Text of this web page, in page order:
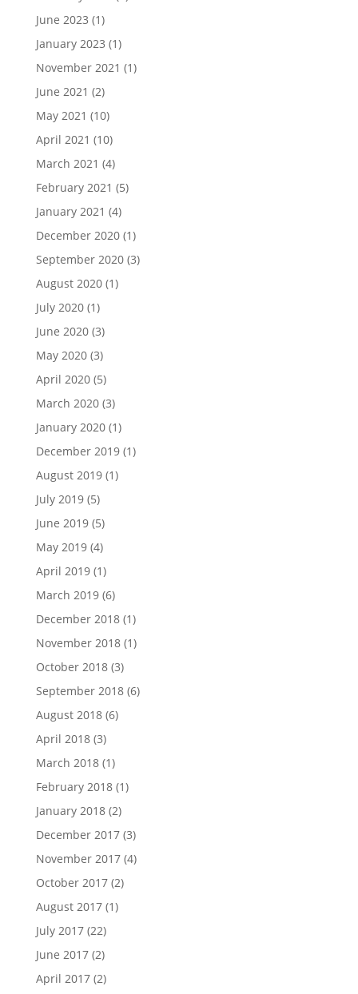
June 2023 (1)
January 2023 (1)
November 2021 (1)
June 2021 (2)
May 2021 (10)
April 2021 (10)
March 2021 (4)
February 2021 (5)
January 2021 (4)
December 2020(1)
September 2020(3)
August 2020(1)
July 2020(1)
June 2020(3)
May 2020(3)
April 2020(5)
March 2020(3)
January 2020(1)
December 2019(1)
August 2019(1)
July 2019(5)
June 2019(5)
May 2019(4)
April 2019(1)
March 2019(6)
December 2018(1)
November 2018(1)
October 2018(3)
September 2018(6)
August 2018(6)
April 2018(3)
March 2018(1)
February 2018(1)
January 2018(2)
December 2017(3)
November 2017(4)
October 2017(2)
August 2017(1)
July 2017(22)
June 2017(2)
April 2017(2)